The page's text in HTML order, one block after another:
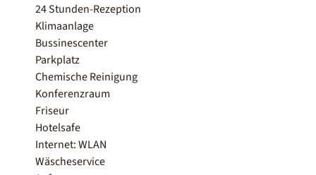
24 Stunden-Rezeption
Klimaanlage
Bussinescenter
Parkplatz
Chemische Reinigung
Konferenzraum
Friseur
Hotelsafe
Internet: WLAN
Wäscheservice